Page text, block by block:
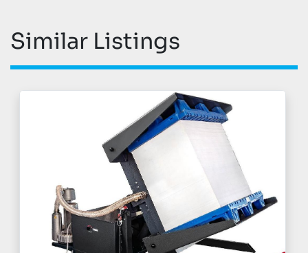
Similar Listings